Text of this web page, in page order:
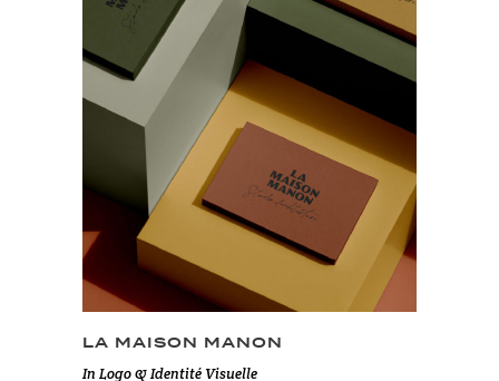
LA MAISON MANON
In Logo & Identité Visuelle